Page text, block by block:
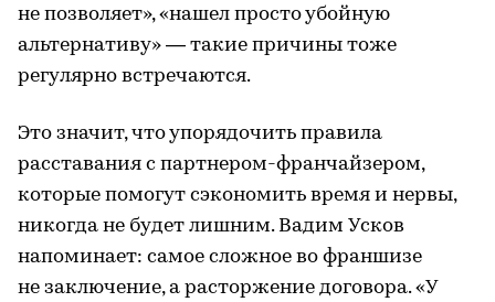
не позволяет», «нашел просто убойную
альтернативу» — такие причины тоже
регулярно встречаются.
Это значит, что упорядочить правила
расставания с партнером-франчайзером,
которые помогут сэкономить время и нервы,
никогда не будет лишним. Вадим Усков
напоминает: самое сложное во франшизе
не заключение, а расторжение договора. «У